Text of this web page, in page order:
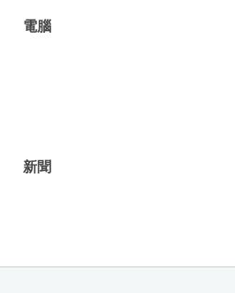
電腦
新聞